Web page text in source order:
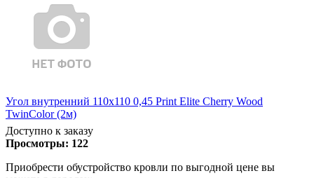
Угол внутренний 110х110 0,45 Print Elite Cherry Wood
TwinColor (2м)
Доступно к заказу
Просмотры: 122
Приобрести обустройство кровли по выгодной цене вы